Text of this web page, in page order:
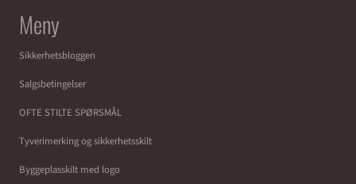
Meny
Sikkerhetsbloggen
Salgsbetingelser
OFTE STILTE SPØRSMÅL
Tyverimerking og sikkerhetsskilt
Byggeplasskilt med logo